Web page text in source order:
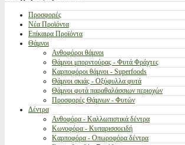
Προσφορές
Νέα Προϊόντα
Επίκαιρα Προϊόντα
Θάμνοι
Ανθοφόροι θάμνοι
Θάμνοι μπορντούρας - Φυτά Φράχτες
Καρποφόροι θάμνοι - Superfoods
Θάμνοι σκιάς - Οξύφυλλα φυτά
Θάμνοι φυτά παραθαλάσσιων περιοχών
Προσφορές Θάμνων - Φυτών
Δέντρα
Ανθοφόρα - Καλλωπιστικά δέντρα
Κωνοφόρα - Κυπαρισσοειδή
Καρποφόρα - Οπωροφόρα δέντρα